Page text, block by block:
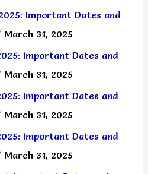
Important Dates and
March 31, 2025
Important Dates and
March 31, 2025
Important Dates and
March 31, 2025
Important Dates and
March 31, 2025